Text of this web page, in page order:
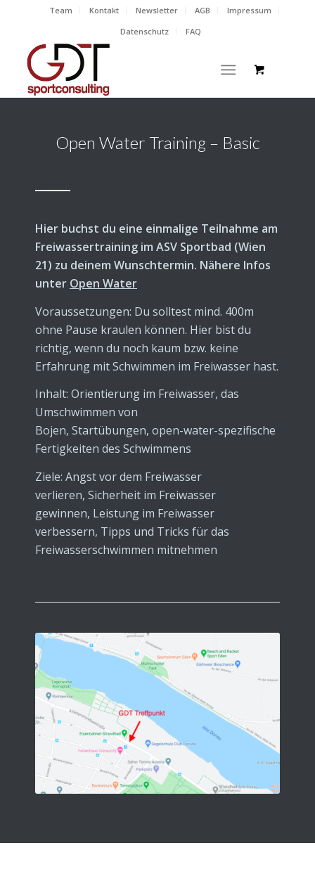
Team Kontakt Newsletter AGB
Impressum
Datenschutz
FAQ
Open Water Training – Basic
Hier buchst du eine einmalige Teilnahme am
Freiwassertraining im ASV Sportbad (Wien
21) zu deinem Wunschtermin. Nähere Infos
unter Open Water
Voraussetzungen: Du solltest mind. 400m
ohne Pause kraulen können. Hier bist du
richtig, wenn du noch kaum bzw. keine
Erfahrung mit Schwimmen im Freiwasser hast.
Inhalt: Orientierung im Freiwasser, das
Umschwimmen von
Bojen, Startübungen, open-water-spezifische
Fertigkeiten des Schwimmens
Ziele: Angst vor dem Freiwasser
verlieren, Sicherheit im Freiwasser
gewinnen, Leistung im Freiwasser
verbessern, Tipps und Tricks für das
Freiwasserschwimmen mitnehmen